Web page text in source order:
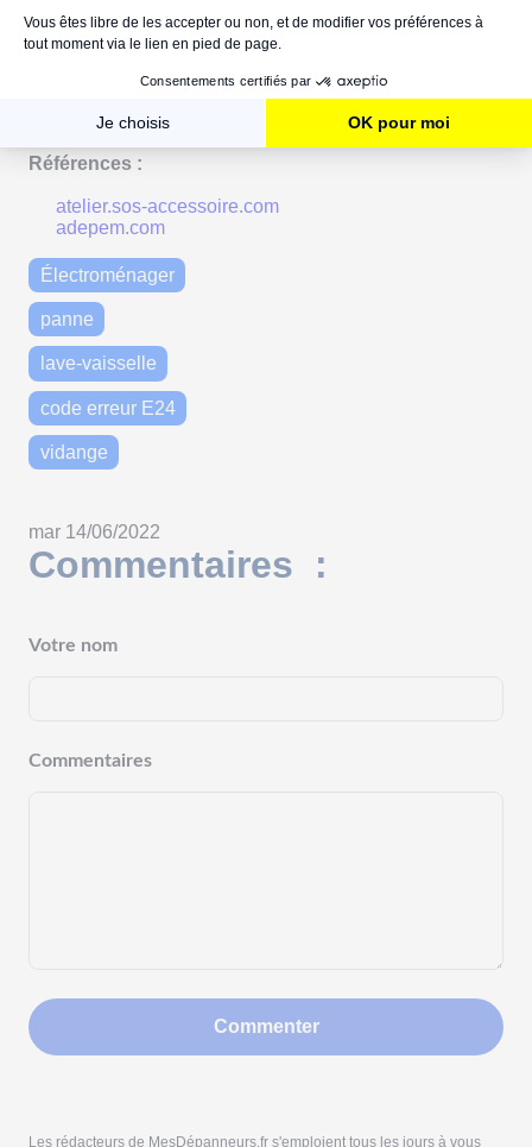
Top 6 des appareils électroménagers qui
consomment le plus d'électricité
Comment brancher un lave-vaisselle ? 4 étapes
faciles à suivre
Électroménager: luttons contre l'obsolescence
programmée !
Références :
atelier.sos-accessoire.com
adepem.com
Électroménager
panne
lave-vaisselle
code erreur E24
vidange
mar 14/06/2022
Commentaires :
Votre nom
Commentaires
Commenter
Les rédacteurs de MesDépanneurs.fr s'emploient tous les jours à vous